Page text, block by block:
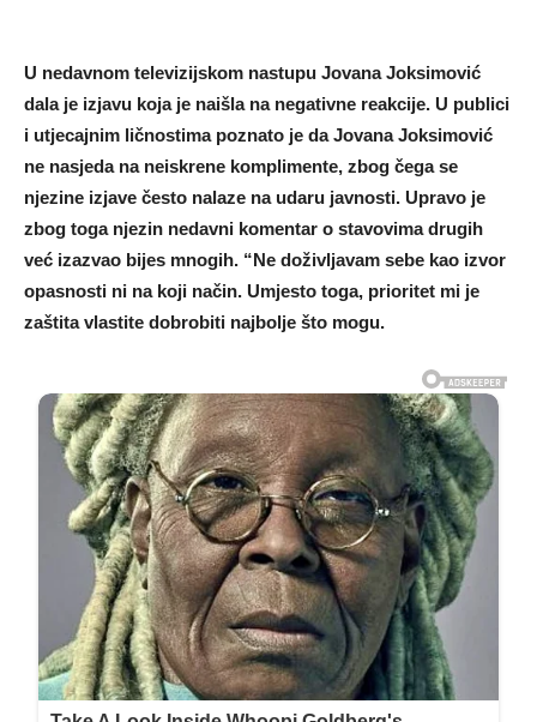
U nedavnom televizijskom nastupu Jovana Joksimović
dala je izjavu koja je naišla na negativne reakcije. U publici
i utjecajnim ličnostima poznato je da Jovana Joksimović
ne nasjeda na neiskrene komplimente, zbog čega se
njezine izjave često nalaze na udaru javnosti. Upravo je
zbog toga njezin nedavni komentar o stavovima drugih
već izazvao bijes mnogih. “Ne doživljavam sebe kao izvor
opasnosti ni na koji način. Umjesto toga, prioritet mi je
zaštita vlastite dobrobiti najbolje što mogu.